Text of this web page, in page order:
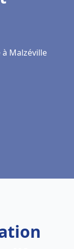
Malzéville